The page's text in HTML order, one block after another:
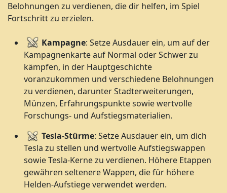
Belohnungen zu verdienen, die dir helfen, im Spiel
Fortschritt zu erzielen.
Kampagne: Setze Ausdauer ein, um auf der
Kampagnenkarte auf Normal oder Schwer zu
kämpfen, in der Hauptgeschichte
voranzukommen und verschiedene Belohnungen
zu verdienen, darunter Stadterweiterungen,
Münzen, Erfahrungspunkte sowie wertvolle
Forschungs- und Aufstiegsmaterialien.
Tesla-Stürme: Setze Ausdauer ein, um dich
Tesla zu stellen und wertvolle Aufstiegswappen
sowie Tesla-Kerne zu verdienen. Höhere Etappen
gewähren seltenere Wappen, die für höhere
Helden-Aufstiege verwendet werden.